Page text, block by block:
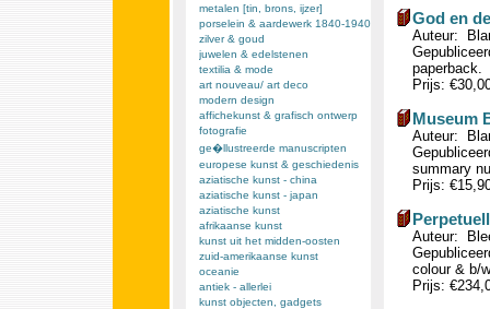
metalen [tin, brons, ijzer]
porselein & aardewerk 1840-1940
zilver & goud
juwelen & edelstenen
textilia & mode
art nouveau/ art deco
modern design
affichekunst & grafisch ontwerp
fotografie
ge�llustreerde manuscripten
europese kunst & geschiedenis
aziatische kunst - china
aziatische kunst - japan
aziatische kunst
afrikaanse kunst
kunst uit het midden-oosten
zuid-amerikaanse kunst
oceanie
antiek - allerlei
kunst objecten, gadgets
God en
Auteur:
paperback.
Prijs:
Museum
Auteur:
summary
Prijs:
Auteur:
colour & b/
Prijs: